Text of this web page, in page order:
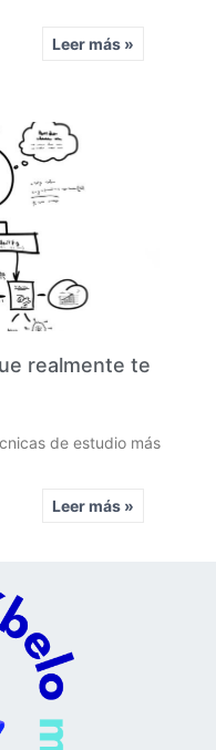
Leer más »
realmente te
de estudio más
Leer más »